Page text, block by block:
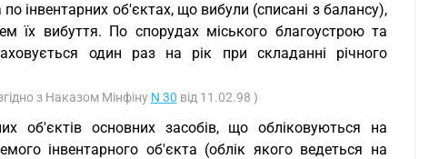
інвентарних об'єктах, що вибули (списані з балансу),
їх вибуття. По спорудах міського благоустрою та
один раз на рік при складанні річного
з Наказом Мінфіну N 30 від 11.02.98 )
об'єктів основних засобів, що обліковуються на
інвентарного об'єкта (облік якого ведеться на